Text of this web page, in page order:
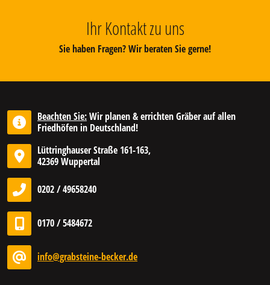
Ihr Kontakt zu uns
Sie haben Fragen? Wir beraten Sie gerne!
Beachten Sie:Wir planen & errichten Gräber auf allen
Friedhöfen in Deutschland!
Lüttringhauser Straße 161-163,
42369 Wuppertal
0202 / 49658240
0170 / 5484672
info@grabsteine-becker.de